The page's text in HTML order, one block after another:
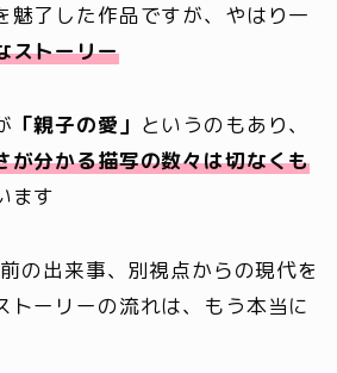
魅了した作品ですが、やはり一
ストーリー
「親子の愛」 というのもあり、
が分かる描写の数々は切なくも
ます
の出来事、別視点からの現代を
トーリーの流れは、もう本当に